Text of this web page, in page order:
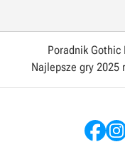
Poradnik Gothic
Najlepsze gry 2025